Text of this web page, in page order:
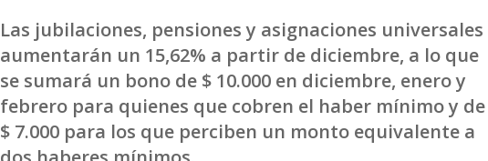
Las jubilaciones, pensiones y asignaciones universales
aumentarán un 15,62% a partir de diciembre, a lo que
se sumará un bono de $ 10.000 en diciembre, enero y
febrero para quienes que cobren el haber mínimo y de
$ 7.000 para los que perciben un monto equivalente a